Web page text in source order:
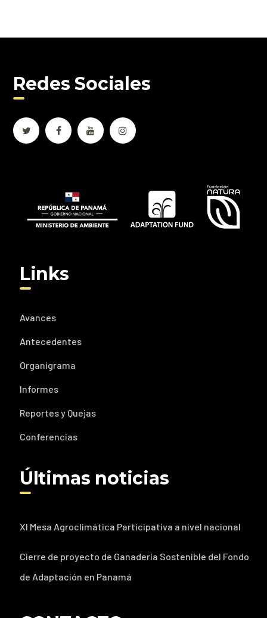
Redes Sociales
Links
Avances
Antecedentes
Organigrama
Informes
Reportes y Quejas
Conferencias
Últimas noticias
XI Mesa Agroclimática Participativa a nivel nacional
Cierre de proyecto de Ganadería Sostenible del Fondo
de Adaptación en Panamá